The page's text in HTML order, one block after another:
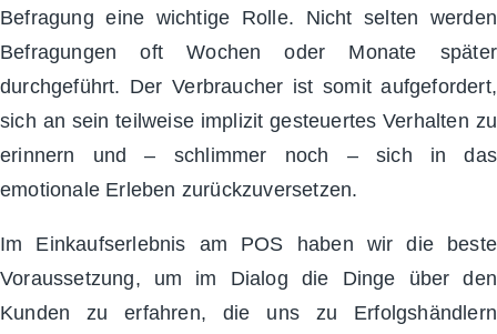
Befragung eine wichtige Rolle. Nicht selten werden
Befragungen oft Wochen oder Monate später
durchgeführt. Der Verbraucher ist somit aufgefordert,
sich an sein teilweise implizit gesteuertes Verhalten zu
erinnern und – schlimmer noch – sich in das
emotionale Erleben zurückzuversetzen.
Im Einkaufserlebnis am POS haben wir die beste
Voraussetzung, um im Dialog die Dinge über den
Kunden zu erfahren, die uns zu Erfolgshändlern